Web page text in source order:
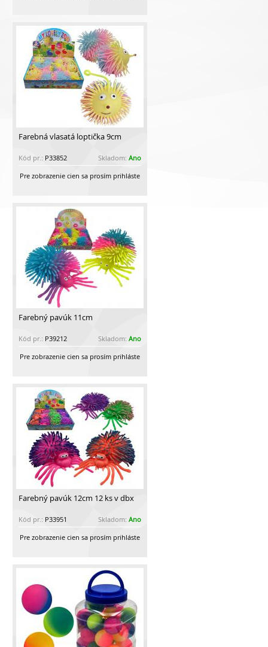
Farebná vlasatá loptička 9cm
Kód pr.: P33852 Skladom: Ano
Pre zobrazenie cien sa prosím prihláste
Farebný pavúk 11cm
Kód pr.: P39212 Skladom: Ano
Pre zobrazenie cien sa prosím prihláste
Farebný pavúk 12cm 12 ks v dbx
Kód pr.: P33951 Skladom: Ano
Pre zobrazenie cien sa prosím prihláste